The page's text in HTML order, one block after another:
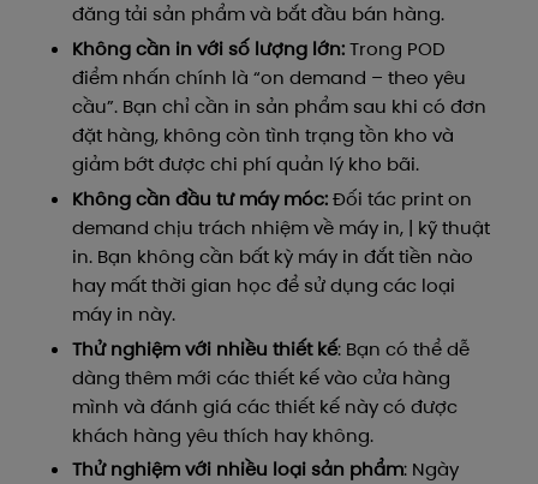
đăng tải sản phẩm và bắt đầu bán hàng.
Không cần in với số lượng lớn:Trong POD
điểm nhấn chính là “on demand – theo yêu
cầu”. Bạn chỉ cần in sản phẩm sau khi có đơn
đặt hàng, không còn tình trạng tồn kho và
giảm bớt được chi phí quản lý kho bãi.
Không cần đầu tư máy móc:Đối tác print on
demand chịu trách nhiệm về máy in, | kỹ thuật
in. Bạn không cần bất kỳ máy in đắt tiền nào
hay mất thời gian học để sử dụng các loại
máy in này.
Thử nghiệm với nhiều thiết kế: Bạn có thể dễ
dàng thêm mới các thiết kế vào cửa hàng
mình và đánh giá các thiết kế này có được
khách hàng yêu thích hay không.
Thử nghiệm với nhiều loại sản phẩm: Ngày